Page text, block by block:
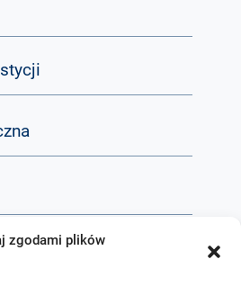
zgodami plików